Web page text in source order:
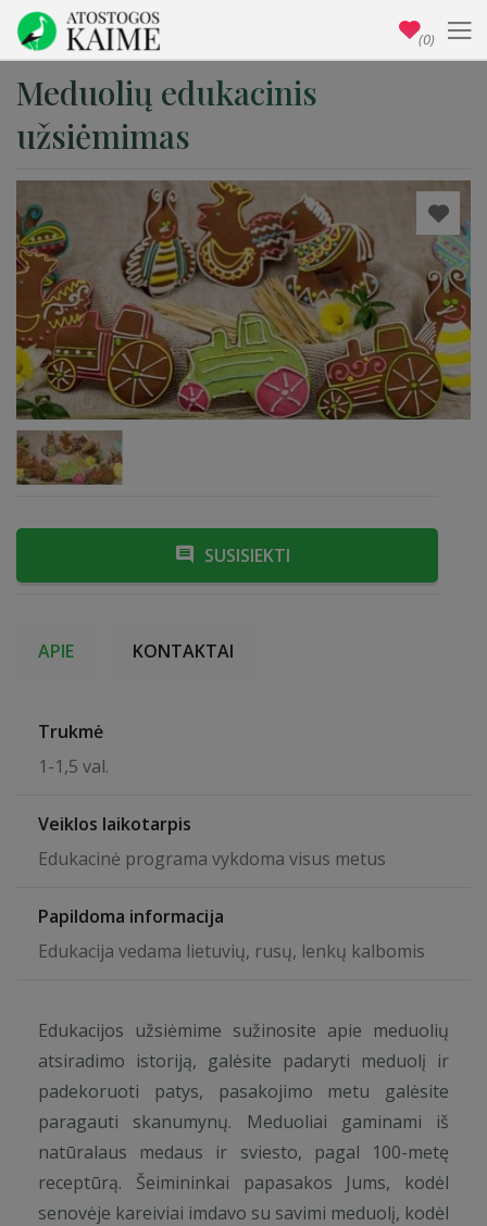
Meduolių edukacinis
užsiėmimas
SUSISIEKTI
APIE KONTAKTAI
Trukmė
1-1,5 val.
Veiklos laikotarpis
Edukacinė programa vykdoma visus metus
Papildoma informacija
Edukacija vedama lietuvių, rusų, lenkų kalbomis
Edukacijos užsiėmime sužinosite apie meduolių
atsiradimo istoriją, galėsite padaryti meduolį ir
padekoruoti patys, pasakojimo metu galėsite
paragauti skanumynų. Meduoliai gaminami iš
natūralaus medaus ir sviesto, pagal 100-metę
receptūrą. Šeimininkai papasakos Jums, kodėl
senovėje kareiviai imdavo su savimi meduolį, kodėl
(0)